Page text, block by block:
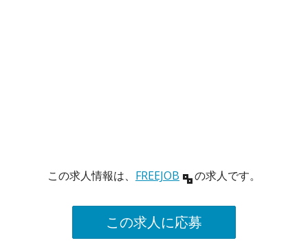
この求人情報は、 FREEJOB の求人です。
この求人に応募